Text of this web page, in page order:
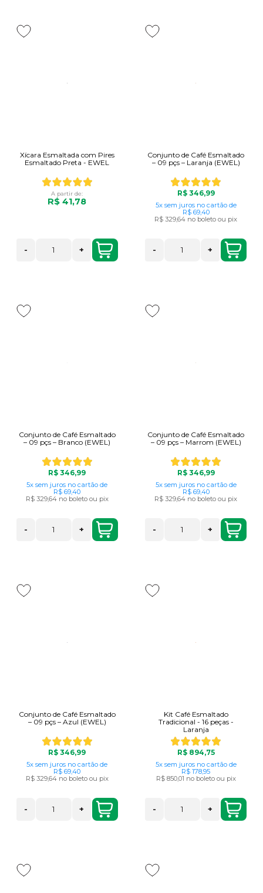
Xícara Esmaltada com Pires
Esmaltado Preta - EWEL
A partir de:
R$ 41,78
- +
Conjunto de Café Esmaltado
– 09 pçs – Laranja (EWEL)
R$ 346,99
5x sem juros no cartãode
R$ 69,40
R$ 329,64 no boleto ou pix
- +
Conjunto de Café Esmaltado
– 09 pçs – Branco (EWEL)
R$ 346,99
5x sem juros no cartão de
R$ 69,40
R$ 329,64 no boleto ou pix
- +
Conjunto de Café Esmaltado
– 09 pçs – Marrom (EWEL)
R$ 346,99
5x sem juros no cartãode
R$ 69,40
R$ 329,64 no boleto ou pix
- +
Conjunto de Café Esmaltado
– 09 pçs – Azul (EWEL)
R$ 346,99
5x sem juros no cartão de
R$ 69,40
R$ 329,64 no boleto ou pix
- +
Kit Café Esmaltado
Tradicional - 16 peças -
Laranja
R$ 894,75
5x sem juros no cartãode
R$ 178,95
R$ 850,01 no boleto ou pix
- +